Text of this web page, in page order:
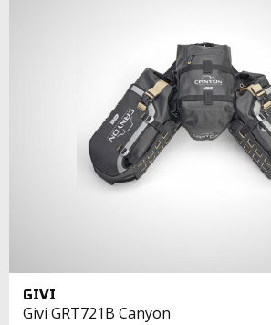
GIVI
Givi GRT721B Canyon